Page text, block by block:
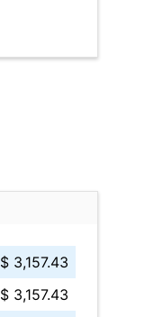
$ 3,157.43
$ 3,157.43